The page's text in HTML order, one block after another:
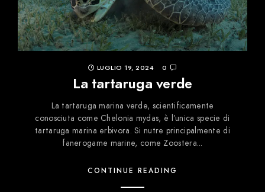
LUGLIO 19, 2024 0
La tartaruga verde
La tartaruga marina verde, scientificamente
conosciuta come Chelonia mydas, è l’unica specie di
tartaruga marina erbivora. Si nutre principalmente di
fanerogame marine, come Zoostera...
CONTINUE READING